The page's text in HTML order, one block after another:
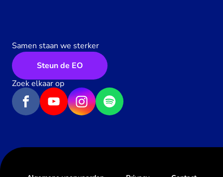
Samen staan we sterker
Steun de EO
Zoek elkaar op